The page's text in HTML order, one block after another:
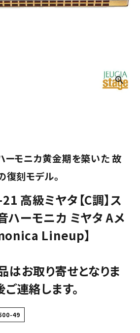
ーモニカ黄金期を築いた 故
刻モデル。
高級ミヤタ【C調】ス
ハーモニカ ミヤタ Aメ
Lineup】
はお取り寄せとなりま
連絡します。
49